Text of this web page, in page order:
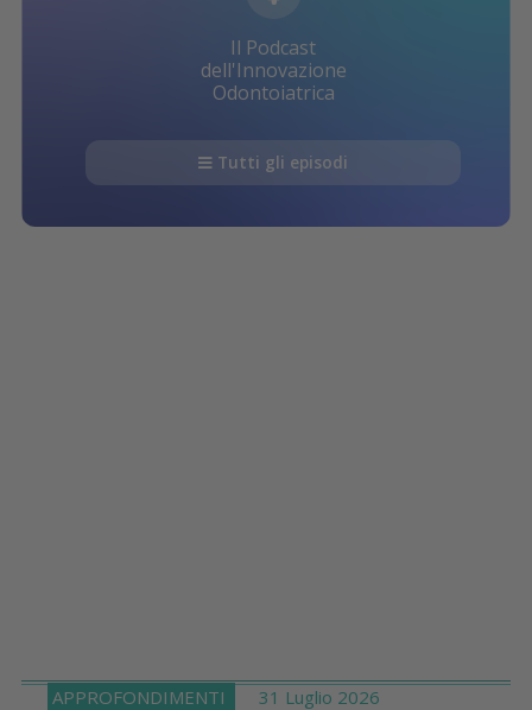
Il Podcast
dell'Innovazione
Odontoiatrica
Tutti gli episodi
APPROFONDIMENTI 31 Luglio 2026